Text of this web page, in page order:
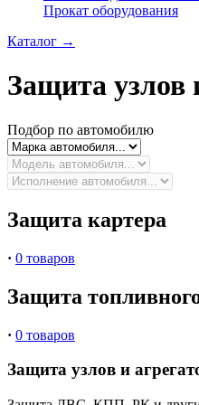
Прокат оборудования
Каталог →
Защита узлов
Подбор по автомобилю
Защита картера
· 0 товаров
Защита
· 0 товаров
Защита узлов и